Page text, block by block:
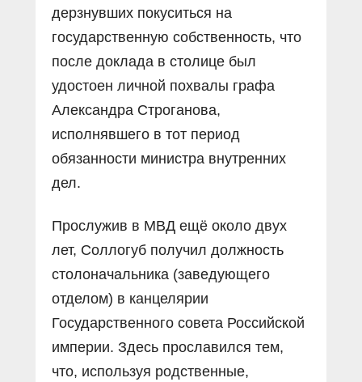
дерзнувших покуситься на
государственную собственность, что
после доклада в столице был
удостоен личной похвалы графа
Александра Строганова,
исполнявшего в тот период
обязанности министра внутренних
дел.
Прослужив в МВД ещё около двух
лет, Соллогуб получил должность
столоначальника (заведующего
отделом) в канцелярии
Государственного совета Российской
империи. Здесь прославился тем,
что, используя родственные,